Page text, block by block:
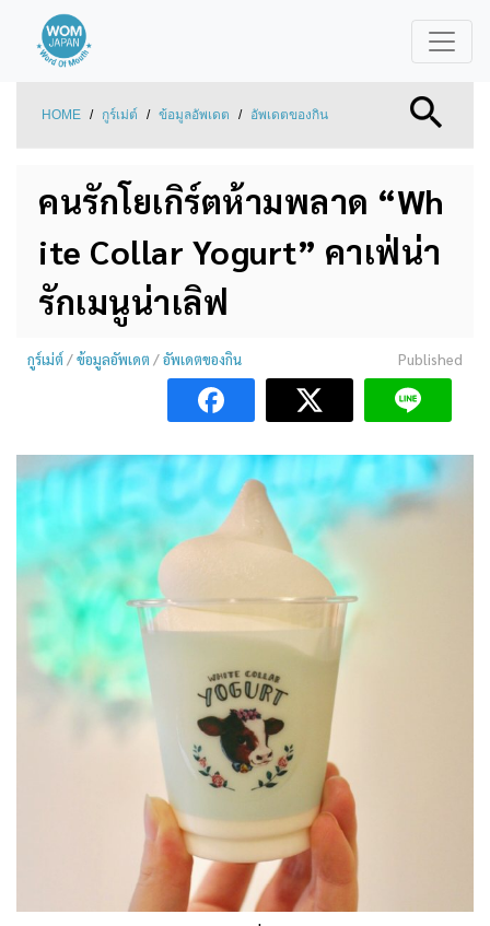
HOME / กูร์เม่ต์ / ข้อมูลอัพเดต / อัพเดตของกิน
คนรักโยเกิร์ตห้ามพลาด “Wh
ite Collar Yogurt” คาเฟ่น่า
รักเมนูน่าเลิฟ
กูร์เม่ต์/ข้อมูลอัพเดต /อัพเดตของกิน Published